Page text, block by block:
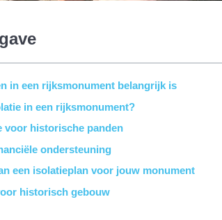
in een rijksmonument belangrijk is
in een rijksmonument?
voor historische panden
ondersteuning
een isolatieplan voor jouw monument
historisch gebouw